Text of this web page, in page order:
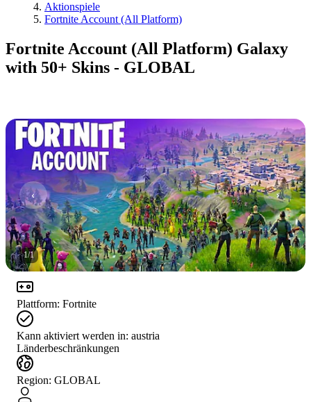
Aktionspiele
Fortnite Account (All Platform)
Fortnite Account (All Platform) Galaxy
with 50+ Skins - GLOBAL
1/1
Plattform: Fortnite
Kann aktiviert werden in: austria
Länderbeschränkungen
Region: GLOBAL